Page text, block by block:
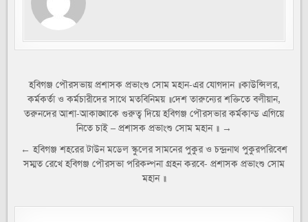
Post
navigation
হবিগঞ্জ পৌরসভায় প্রশাসক প্রভাংশু সোম মহান-এর যোগদান ॥কাউন্সিলর,
কর্মকর্তা ও কর্মচারীদের সাথে মতবিনিময় ॥দেশ তারুন্যের শক্তিতে বলীয়ান,
তরুনদের আশা-আকাঙ্খাকে গুরুত্ব দিয়ে হবিগঞ্জ পৌরসভার কর্মকান্ড এগিয়ে
নিতে চাই – প্রশাসক প্রভাংশু সোম মহান ॥ →
← হবিগঞ্জ শহরের টাউন মডেল স্কুলের সামনের পুকুর ও চন্দ্রনাথ পুকুরপরিবেশ
সম্মত রেখে হবিগঞ্জ পৌরসভা পরিকল্পনা গ্রহন করবে- প্রশাসক প্রভাংশু সোম
মহান ॥